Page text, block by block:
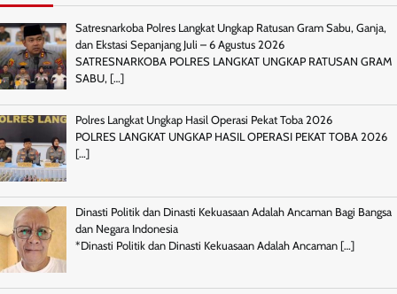
Satresnarkoba Polres Langkat Ungkap Ratusan Gram Sabu, Ganja,
dan Ekstasi Sepanjang Juli – 6 Agustus 2026
SATRESNARKOBA POLRES LANGKAT UNGKAP RATUSAN GRAM
SABU, […]
Polres Langkat Ungkap Hasil Operasi Pekat Toba 2026
POLRES LANGKAT UNGKAP HASIL OPERASI PEKAT TOBA 2026
[…]
Dinasti Politik dan Dinasti Kekuasaan Adalah Ancaman Bagi Bangsa
dan Negara Indonesia
*Dinasti Politik dan Dinasti Kekuasaan Adalah Ancaman […]